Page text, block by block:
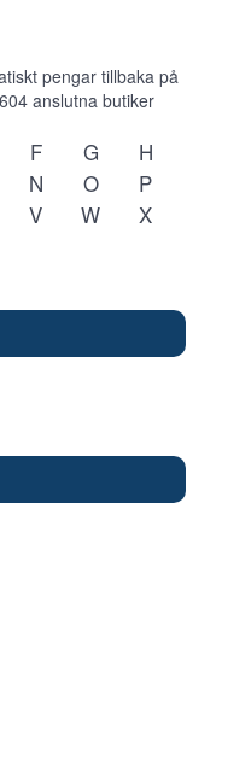
pengar tillbaka på
604anslutna butiker
F G
H
N O
P
V W
X